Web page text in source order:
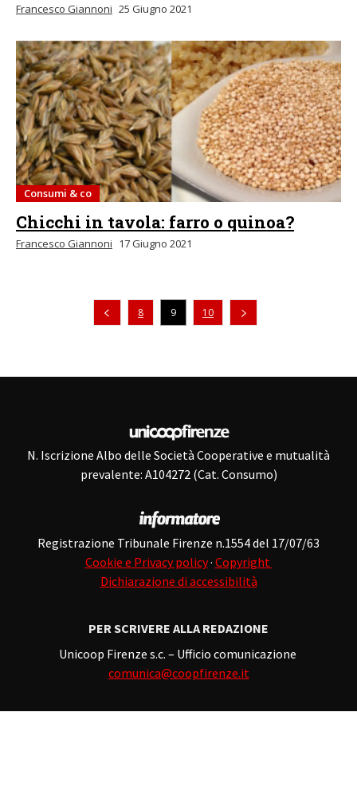
Francesco Giannoni 25 Giugno 2021
Consumi & co
Chicchi in tavola: farro o quinoa?
Francesco Giannoni 17 Giugno 2021
Pagina precedente
8 9 10
N. Iscrizione Albo delle Società Cooperative e mutualità
prevalente: A104272 (Cat. Consumo)
Registrazione Tribunale Firenze n.1554 del 17/07/63
Cookie e Privacy policy· Copyright
Dichiarazione di accessibilità
PER SCRIVERE ALLA REDAZIONE
Unicoop Firenze s.c. – Ufficio comunicazione
comunica@coopfirenze.it